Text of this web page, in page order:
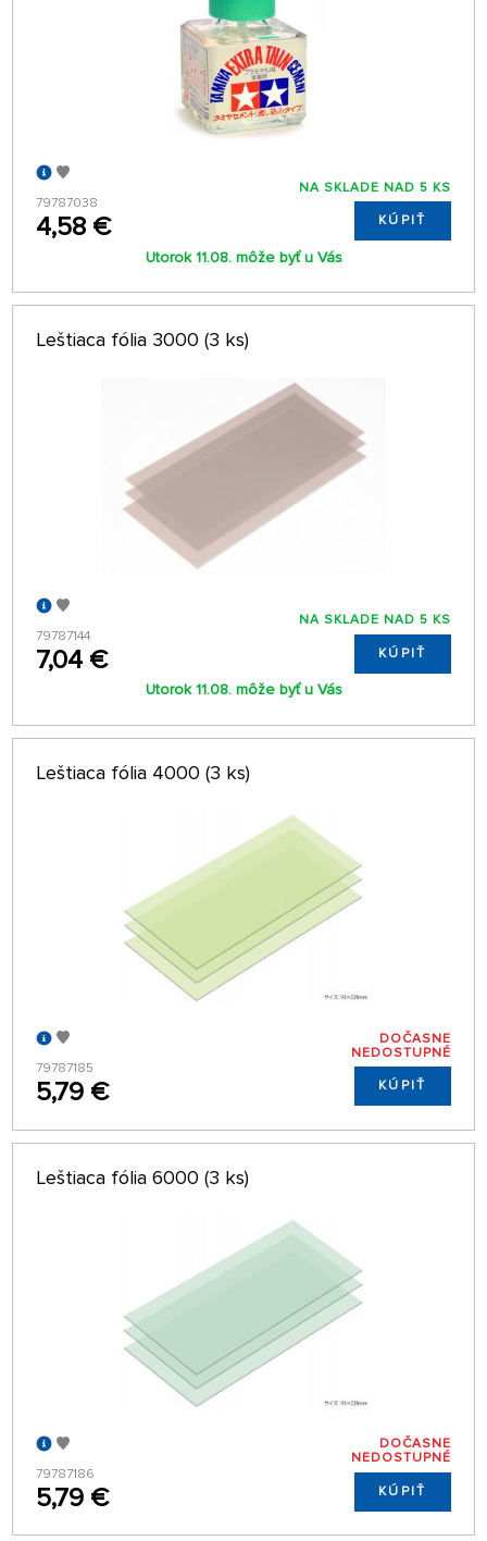
79787038
4,58 €
NA SKLADE NAD 5 KS
KÚPIŤ
Utorok 11.08. môže byť u Vás
Leštiaca fólia 3000 (3 ks)
79787144
7,04 €
NA SKLADE NAD 5 KS
KÚPIŤ
Utorok 11.08. môže byť u Vás
Leštiaca fólia 4000 (3 ks)
79787185
5,79 €
DOČASNE
NEDOSTUPNÉ
KÚPIŤ
Leštiaca fólia 6000 (3 ks)
79787186
5,79 €
DOČASNE
NEDOSTUPNÉ
KÚPIŤ